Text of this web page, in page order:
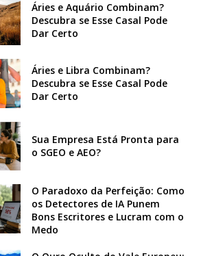
Áries e Aquário Combinam?
Descubra se Esse Casal Pode
Dar Certo
Áries e Libra Combinam?
Descubra se Esse Casal Pode
Dar Certo
Sua Empresa Está Pronta para
o SGEO e AEO?
O Paradoxo da Perfeição: Como
os Detectores de IA Punem
Bons Escritores e Lucram com o
Medo